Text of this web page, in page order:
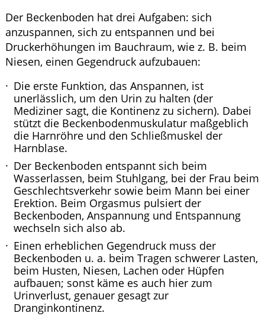
Der Beckenboden hat drei Aufgaben: sich
anzuspannen, sich zu entspannen und bei
Druckerhöhungen im Bauchraum, wie z. B. beim
Niesen, einen Gegendruck aufzubauen:
Die erste Funktion, das Anspannen, ist
unerlässlich, um den Urin zu halten (der
Mediziner sagt, die Kontinenz zu sichern). Dabei
stützt die Beckenbodenmuskulatur maßgeblich
die Harnröhre und den Schließmuskel der
Harnblase.
Der Beckenboden entspannt sich beim
Wasserlassen, beim Stuhlgang, bei der Frau beim
Geschlechtsverkehr sowie beim Mann bei einer
Erektion. Beim Orgasmus pulsiert der
Beckenboden, Anspannung und Entspannung
wechseln sich also ab.
Einen erheblichen Gegendruck muss der
Beckenboden u. a. beim Tragen schwerer Lasten,
beim Husten, Niesen, Lachen oder Hüpfen
aufbauen; sonst käme es auch hier zum
Urinverlust, genauer gesagt zur
Dranginkontinenz.